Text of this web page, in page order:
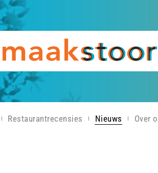
Restaurantrecensies Nieuws Over